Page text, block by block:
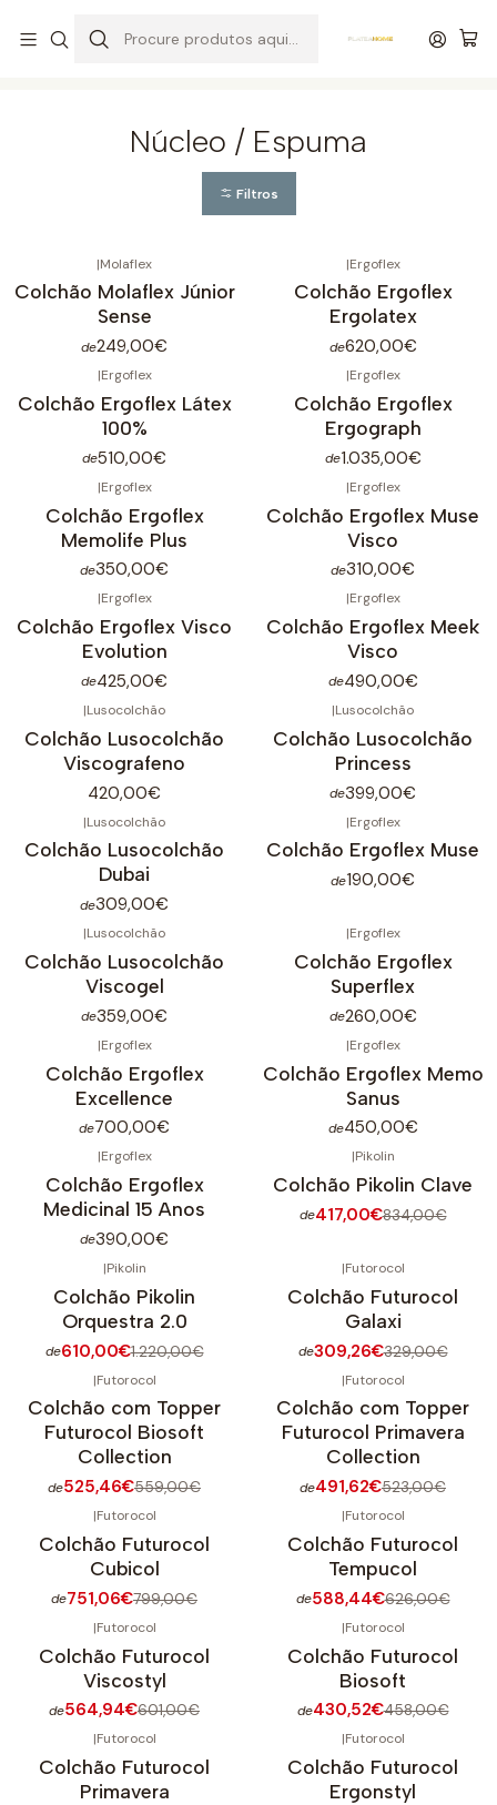
Núcleo / Espuma
Filtros
|Molaflex
Colchão Molaflex Júnior
Sense
de249,00€
|Ergoflex
Colchão Ergoflex
Ergolatex
de620,00€
|Ergoflex
Colchão Ergoflex Látex
100%
de510,00€
|Ergoflex
Colchão Ergoflex
Ergograph
de1.035,00€
|Ergoflex
Colchão Ergoflex
Memolife Plus
de350,00€
|Ergoflex
Colchão Ergoflex Muse
Visco
de310,00€
|Ergoflex
Colchão Ergoflex Visco
Evolution
de425,00€
|Ergoflex
Colchão Ergoflex Meek
Visco
de490,00€
|Lusocolchão
Colchão Lusocolchão
Viscografeno
420,00€
|Lusocolchão
Colchão Lusocolchão
Princess
de399,00€
|Lusocolchão
Colchão Lusocolchão
Dubai
de309,00€
|Ergoflex
Colchão Ergoflex Muse
de190,00€
|Lusocolchão
Colchão Lusocolchão
Viscogel
de359,00€
|Ergoflex
Colchão Ergoflex
Superflex
de260,00€
|Ergoflex
Colchão Ergoflex
Excellence
de700,00€
|Ergoflex
Colchão Ergoflex Memo
Sanus
de450,00€
|Ergoflex
Colchão Ergoflex
Medicinal 15 Anos
de390,00€
DESCONTO
|Pikolin
Colchão Pikolin Clave
de417,00€834,00€
DESCONTO
|Pikolin
Colchão Pikolin
Orquestra 2.0
de610,00€1.220,00€
DESCONTO
|Futorocol
Colchão Futurocol
Galaxi
de309,26€329,00€
DESCONTO
|Futorocol
Colchão com Topper
Futurocol Biosoft
Collection
de525,46€559,00€
DESCONTO
|Futorocol
Colchão com Topper
Futurocol Primavera
Collection
de491,62€523,00€
DESCONTO
|Futorocol
Colchão Futurocol
Cubicol
de751,06€799,00€
DESCONTO
|Futorocol
Colchão Futurocol
Tempucol
de588,44€626,00€
DESCONTO
|Futorocol
Colchão Futurocol
Viscostyl
de564,94€601,00€
DESCONTO
|Futorocol
Colchão Futurocol
Biosoft
de430,52€458,00€
DESCONTO
|Futorocol
Colchão Futurocol
Primavera
DESCONTO
|Futorocol
Colchão Futurocol
Ergonstyl